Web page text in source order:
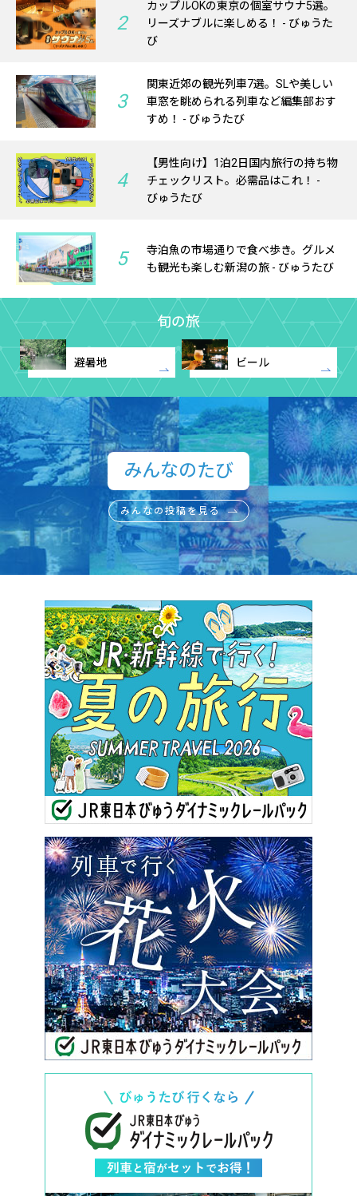
2
カップルOKの東京の個室サウナ5選。
リーズナブルに楽しめる！ - びゅうた
び
3
関東近郊の観光列車7選。SLや美しい
車窓を眺められる列車など編集部おす
すめ！ - びゅうたび
4
【男性向け】1泊2日国内旅行の持ち物
チェックリスト。必需品はこれ！ -
びゅうたび
5
寺泊魚の市場通りで食べ歩き。グルメ
も観光も楽しむ新潟の旅 - びゅうたび
旬の旅
避暑地 ビール
みんなのたび​
みんなの投稿を見る